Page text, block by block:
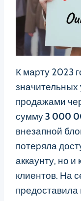
К марту 2023
продажами
сумму3 000
внезапной
потеряла
аккаунту, но
клиентов. На
предоставила